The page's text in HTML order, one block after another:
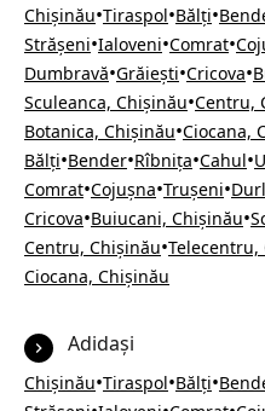
Chișinău•Tiraspol•Bălți•
Strășeni•Ialoveni•Comrat•
Dumbravă•Grăiești•Cricova•
Sculeanca, Chișinău•Centru,
Botanica, Chișinău•Ciocana,
Bălți•Bender•Rîbnița•Cahul•
Comrat•Cojușna•Trușeni•
Cricova•Buiucani, Chișinău•
Centru, Chișinău•Telecentru,
Ciocana, Chișinău
Adidași
Chișinău•Tiraspol•Bălți•